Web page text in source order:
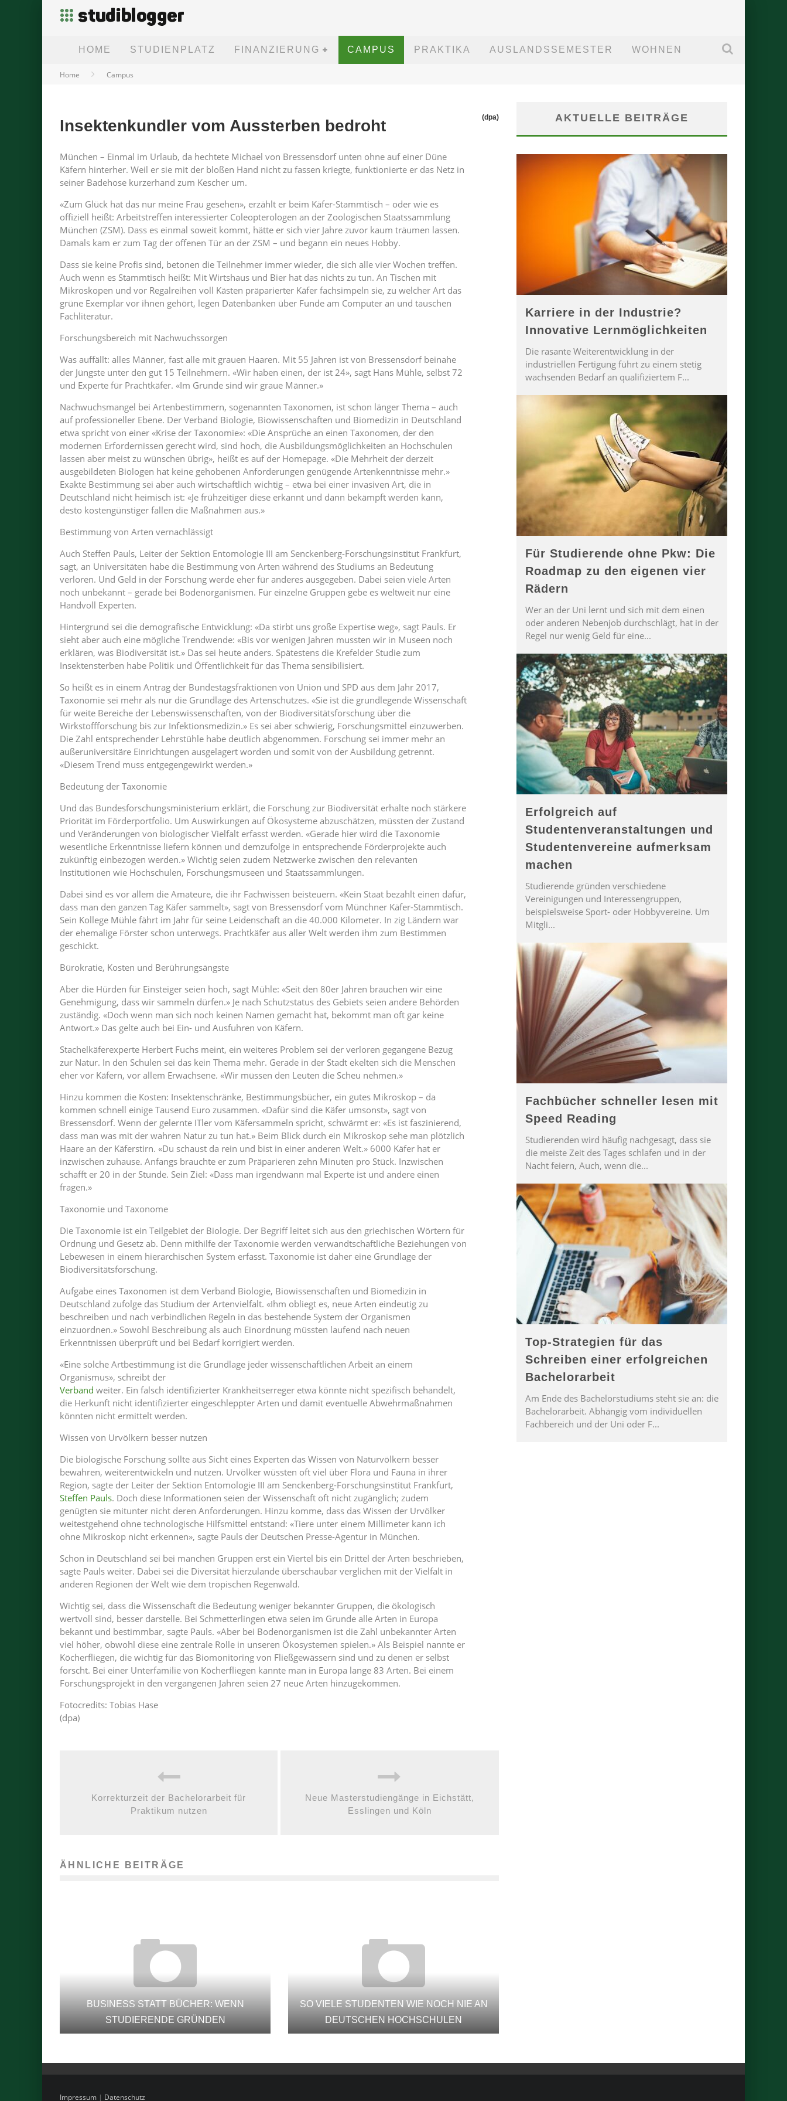
HOME STUDIENPLATZ FINANZIERUNG CAMPUS PRAKTIKA AUSLANDSSEMESTER WOHNEN
Home Campus
Insektenkundler vom Aussterben bedroht (dpa)
München – Einmal im Urlaub, da hechtete Michael von Bressensdorf unten ohne auf einer Düne
Käfern hinterher. Weil er sie mit der bloßen Hand nicht zu fassen kriegte, funktionierte er das Netz in
seiner Badehose kurzerhand zum Kescher um.
«Zum Glück hat das nur meine Frau gesehen», erzählt er beim Käfer-Stammtisch – oder wie es
offiziell heißt: Arbeitstreffen interessierter Coleopterologen an der Zoologischen Staatssammlung
München (ZSM). Dass es einmal soweit kommt, hätte er sich vier Jahre zuvor kaum träumen lassen.
Damals kam er zum Tag der offenen Tür an der ZSM – und begann ein neues Hobby.
Dass sie keine Profis sind, betonen die Teilnehmer immer wieder, die sich alle vier Wochen treffen.
Auch wenn es Stammtisch heißt: Mit Wirtshaus und Bier hat das nichts zu tun. An Tischen mit
Mikroskopen und vor Regalreihen voll Kästen präparierter Käfer fachsimpeln sie, zu welcher Art das
grüne Exemplar vor ihnen gehört, legen Datenbanken über Funde am Computer an und tauschen
Fachliteratur.
Forschungsbereich mit Nachwuchssorgen
Was auffällt: alles Männer, fast alle mit grauen Haaren. Mit 55 Jahren ist von Bressensdorf beinahe
der Jüngste unter den gut 15 Teilnehmern. «Wir haben einen, der ist 24», sagt Hans Mühle, selbst 72
und Experte für Prachtkäfer. «Im Grunde sind wir graue Männer.»
Nachwuchsmangel bei Artenbestimmern, sogenannten Taxonomen, ist schon länger Thema – auch
auf professioneller Ebene. Der Verband Biologie, Biowissenschaften und Biomedizin in Deutschland
etwa spricht von einer «Krise der Taxonomie»: «Die Ansprüche an einen Taxonomen, der den
modernen Erfordernissen gerecht wird, sind hoch, die Ausbildungsmöglichkeiten an Hochschulen
lassen aber meist zu wünschen übrig», heißt es auf der Homepage. «Die Mehrheit der derzeit
ausgebildeten Biologen hat keine gehobenen Anforderungen genügende Artenkenntnisse mehr.»
Exakte Bestimmung sei aber auch wirtschaftlich wichtig – etwa bei einer invasiven Art, die in
Deutschland nicht heimisch ist: «Je frühzeitiger diese erkannt und dann bekämpft werden kann,
desto kostengünstiger fallen die Maßnahmen aus.»
Bestimmung von Arten vernachlässigt
Auch Steffen Pauls, Leiter der Sektion Entomologie III am Senckenberg-Forschungsinstitut Frankfurt,
sagt, an Universitäten habe die Bestimmung von Arten während des Studiums an Bedeutung
verloren. Und Geld in der Forschung werde eher für anderes ausgegeben. Dabei seien viele Arten
noch unbekannt – gerade bei Bodenorganismen. Für einzelne Gruppen gebe es weltweit nur eine
Handvoll Experten.
Hintergrund sei die demografische Entwicklung: «Da stirbt uns große Expertise weg», sagt Pauls. Er
sieht aber auch eine mögliche Trendwende: «Bis vor wenigen Jahren mussten wir in Museen noch
erklären, was Biodiversität ist.» Das sei heute anders. Spätestens die Krefelder Studie zum
Insektensterben habe Politik und Öffentlichkeit für das Thema sensibilisiert.
So heißt es in einem Antrag der Bundestagsfraktionen von Union und SPD aus dem Jahr 2017,
Taxonomie sei mehr als nur die Grundlage des Artenschutzes. «Sie ist die grundlegende Wissenschaft
für weite Bereiche der Lebenswissenschaften, von der Biodiversitätsforschung über die
Wirkstoffforschung bis zur Infektionsmedizin.» Es sei aber schwierig, Forschungsmittel einzuwerben.
Die Zahl entsprechender Lehrstühle habe deutlich abgenommen. Forschung sei immer mehr an
außeruniversitäre Einrichtungen ausgelagert worden und somit von der Ausbildung getrennt.
«Diesem Trend muss entgegengewirkt werden.»
Bedeutung der Taxonomie
Und das Bundesforschungsministerium erklärt, die Forschung zur Biodiversität erhalte noch stärkere
Priorität im Förderportfolio. Um Auswirkungen auf Ökosysteme abzuschätzen, müssten der Zustand
und Veränderungen von biologischer Vielfalt erfasst werden. «Gerade hier wird die Taxonomie
wesentliche Erkenntnisse liefern können und demzufolge in entsprechende Förderprojekte auch
zukünftig einbezogen werden.» Wichtig seien zudem Netzwerke zwischen den relevanten
Institutionen wie Hochschulen, Forschungsmuseen und Staatssammlungen.
Dabei sind es vor allem die Amateure, die ihr Fachwissen beisteuern. «Kein Staat bezahlt einen dafür,
dass man den ganzen Tag Käfer sammelt», sagt von Bressensdorf vom Münchner Käfer-Stammtisch.
Sein Kollege Mühle fährt im Jahr für seine Leidenschaft an die 40.000 Kilometer. In zig Ländern war
der ehemalige Förster schon unterwegs. Prachtkäfer aus aller Welt werden ihm zum Bestimmen
geschickt.
Bürokratie, Kosten und Berührungsängste
Aber die Hürden für Einsteiger seien hoch, sagt Mühle: «Seit den 80er Jahren brauchen wir eine
Genehmigung, dass wir sammeln dürfen.» Je nach Schutzstatus des Gebiets seien andere Behörden
zuständig. «Doch wenn man sich noch keinen Namen gemacht hat, bekommt man oft gar keine
Antwort.» Das gelte auch bei Ein- und Ausfuhren von Käfern.
Stachelkäferexperte Herbert Fuchs meint, ein weiteres Problem sei der verloren gegangene Bezug
zur Natur. In den Schulen sei das kein Thema mehr. Gerade in der Stadt ekelten sich die Menschen
eher vor Käfern, vor allem Erwachsene. «Wir müssen den Leuten die Scheu nehmen.»
Hinzu kommen die Kosten: Insektenschränke, Bestimmungsbücher, ein gutes Mikroskop – da
kommen schnell einige Tausend Euro zusammen. «Dafür sind die Käfer umsonst», sagt von
Bressensdorf. Wenn der gelernte ITler vom Käfersammeln spricht, schwärmt er: «Es ist faszinierend,
dass man was mit der wahren Natur zu tun hat.» Beim Blick durch ein Mikroskop sehe man plötzlich
Haare an der Käferstirn. «Du schaust da rein und bist in einer anderen Welt.» 6000 Käfer hat er
inzwischen zuhause. Anfangs brauchte er zum Präparieren zehn Minuten pro Stück. Inzwischen
schafft er 20 in der Stunde. Sein Ziel: «Dass man irgendwann mal Experte ist und andere einen
fragen.»
Taxonomie und Taxonome
Die Taxonomie ist ein Teilgebiet der Biologie. Der Begriff leitet sich aus den griechischen Wörtern für
Ordnung und Gesetz ab. Denn mithilfe der Taxonomie werden verwandtschaftliche Beziehungen von
Lebewesen in einem hierarchischen System erfasst. Taxonomie ist daher eine Grundlage der
Biodiversitätsforschung.
Aufgabe eines Taxonomen ist dem Verband Biologie, Biowissenschaften und Biomedizin in
Deutschland zufolge das Studium der Artenvielfalt. «Ihm obliegt es, neue Arten eindeutig zu
beschreiben und nach verbindlichen Regeln in das bestehende System der Organismen
einzuordnen.» Sowohl Beschreibung als auch Einordnung müssten laufend nach neuen
Erkenntnissen überprüft und bei Bedarf korrigiert werden.
«Eine solche Artbestimmung ist die Grundlage jeder wissenschaftlichen Arbeit an einem
Organismus», schreibt der
Verband weiter. Ein falsch identifizierter Krankheitserreger etwa könnte nicht spezifisch behandelt,
die Herkunft nicht identifizierter eingeschleppter Arten und damit eventuelle Abwehrmaßnahmen
könnten nicht ermittelt werden.
Wissen von Urvölkern besser nutzen
Die biologische Forschung sollte aus Sicht eines Experten das Wissen von Naturvölkern besser
bewahren, weiterentwickeln und nutzen. Urvölker wüssten oft viel über Flora und Fauna in ihrer
Region, sagte der Leiter der Sektion Entomologie III am Senckenberg-Forschungsinstitut Frankfurt,
Steffen Pauls. Doch diese Informationen seien der Wissenschaft oft nicht zugänglich; zudem
genügten sie mitunter nicht deren Anforderungen. Hinzu komme, dass das Wissen der Urvölker
weitestgehend ohne technologische Hilfsmittel entstand: «Tiere unter einem Millimeter kann ich
ohne Mikroskop nicht erkennen», sagte Pauls der Deutschen Presse-Agentur in München.
Schon in Deutschland sei bei manchen Gruppen erst ein Viertel bis ein Drittel der Arten beschrieben,
sagte Pauls weiter. Dabei sei die Diversität hierzulande überschaubar verglichen mit der Vielfalt in
anderen Regionen der Welt wie dem tropischen Regenwald.
Wichtig sei, dass die Wissenschaft die Bedeutung weniger bekannter Gruppen, die ökologisch
wertvoll sind, besser darstelle. Bei Schmetterlingen etwa seien im Grunde alle Arten in Europa
bekannt und bestimmbar, sagte Pauls. «Aber bei Bodenorganismen ist die Zahl unbekannter Arten
viel höher, obwohl diese eine zentrale Rolle in unseren Ökosystemen spielen.» Als Beispiel nannte er
Köcherfliegen, die wichtig für das Biomonitoring von Fließgewässern sind und zu denen er selbst
forscht. Bei einer Unterfamilie von Köcherfliegen kannte man in Europa lange 83 Arten. Bei einem
Forschungsprojekt in den vergangenen Jahren seien 27 neue Arten hinzugekommen.
Fotocredits: Tobias Hase
(dpa)
Korrekturzeit der Bachelorarbeit für
Praktikum nutzen
Neue Masterstudiengänge in Eichstätt,
Esslingen und Köln
ÄHNLICHE BEITRÄGE
BUSINESS STATT BÜCHER: WENN
STUDIERENDE GRÜNDEN
SO VIELE STUDENTEN WIE NOCH NIE AN
DEUTSCHEN HOCHSCHULEN
AKTUELLE BEITRÄGE
Karriere in der Industrie?
Innovative Lernmöglichkeiten
Die rasante Weiterentwicklung in der
industriellen Fertigung führt zu einem stetig
wachsenden Bedarf an qualifiziertem F...
Für Studierende ohne Pkw: Die
Roadmap zu den eigenen vier
Rädern
Wer an der Uni lernt und sich mit dem einen
oder anderen Nebenjob durchschlägt, hat in der
Regel nur wenig Geld für eine...
Erfolgreich auf
Studentenveranstaltungen und
Studentenvereine aufmerksam
machen
Studierende gründen verschiedene
Vereinigungen und Interessengruppen,
beispielsweise Sport- oder Hobbyvereine. Um
Mitgli...
Fachbücher schneller lesen mit
Speed Reading
Studierenden wird häufig nachgesagt, dass sie
die meiste Zeit des Tages schlafen und in der
Nacht feiern, Auch, wenn die...
Top-Strategien für das
Schreiben einer erfolgreichen
Bachelorarbeit
Am Ende des Bachelorstudiums steht sie an: die
Bachelorarbeit. Abhängig vom individuellen
Fachbereich und der Uni oder F...
Impressum | Datenschutz